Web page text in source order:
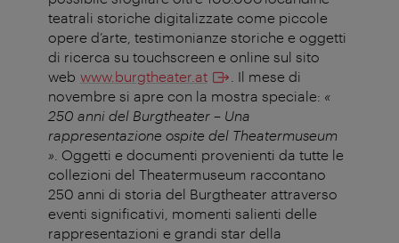
teatrali storiche digitalizzate come piccole
opere d’arte, testimonianze storiche e oggetti
di ricerca su touchscreen e online sul sito
web www.burgtheater.at
Il mese di
novembre si apre con la mostra speciale: «
250 anni del Burgtheater – Una
rappresentazione ospite del Theatermuseum
» . Oggetti e documenti provenienti da tutte le
collezioni del Theatermuseum raccontano
250 anni di storia del Burgtheater attraverso
eventi significativi, momenti salienti delle
rappresentazioni e grandi star della